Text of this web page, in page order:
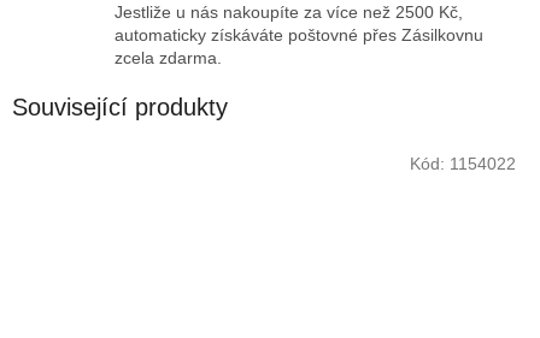
Jestliže u nás nakoupíte za více než 2500 Kč,
automaticky získáváte poštovné přes Zásilkovnu
zcela zdarma.
Související produkty
Kód: 1154022